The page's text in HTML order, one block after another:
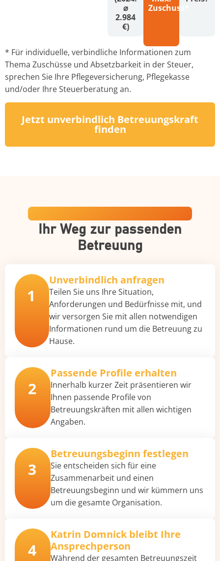
⌀
2.984
€)
Zuschuss*
* Für individuelle, verbindliche Informationen zum
Thema Zuschüsse und Absetzbarkeit in der Steuer,
sprechen Sie Ihre Pflegeversicherung, Pflegekasse
und/oder Ihre Steuerberatung an.
Jetzt unverbindlich Betreuungskraft
finden
Ein transparenter Prozess
Ihr Weg zur passenden
Betreuung
1
Unverbindlich anfragen
Teilen Sie uns Ihre Situation,
Anforderungen und Bedürfnisse mit, und
wir versorgen Sie mit allen notwendigen
Informationen rund um die Betreuung zu
Hause.
2
Passende Profile erhalten
Innerhalb kurzer Zeit präsentieren wir
Ihnen passende Profile von
Betreuungskräften mit allen wichtigen
Angaben.
3
Betreuungsbeginn festlegen
Sie entscheiden sich für eine
Zusammenarbeit und einen
Betreuungsbeginn und wir kümmern uns
um die gesamte Organisation.
4
Katrin Domnick bleibt Ihre
Ansprechperson
Während der gesamten Betreuungszeit